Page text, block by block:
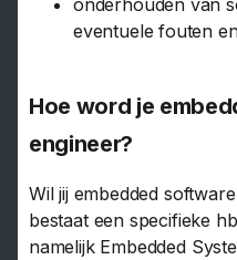
onderhouden van
eventuele fouten
Hoe word je
engineer?
Wil jij embedded
bestaat een specifieke
namelijk Embedded